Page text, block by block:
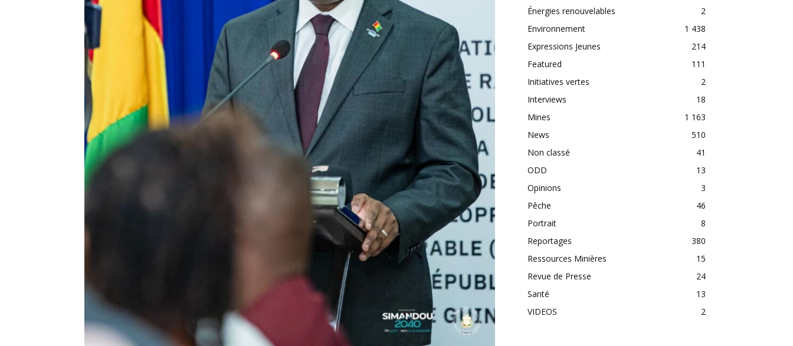
Énergies renouvelables
2
Environnement
1 438
Expressions Jeunes
214
Featured
111
Initiatives vertes
2
Interviews
18
Mines
1 163
News
510
Non classé
41
ODD
13
Opinions
3
Pêche
46
Portrait
8
Reportages
380
Ressources Minières
15
Revue de Presse
24
Santé
13
VIDEOS
2